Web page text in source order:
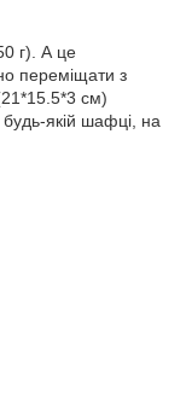
г). А це
переміщати з
см)
якій шафці, на